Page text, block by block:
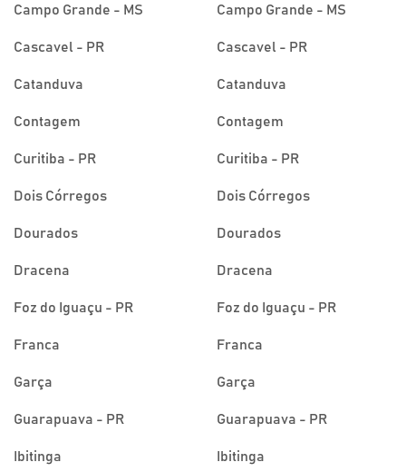
Campo Grande - MS
Cascavel - PR
Catanduva
Contagem
Curitiba - PR
Dois Córregos
Dourados
Dracena
Foz do Iguaçu - PR
Franca
Garça
Guarapuava - PR
Ibitinga
Campo Grande - MS
Cascavel - PR
Catanduva
Contagem
Curitiba - PR
Dois Córregos
Dourados
Dracena
Foz do Iguaçu - PR
Franca
Garça
Guarapuava - PR
Ibitinga